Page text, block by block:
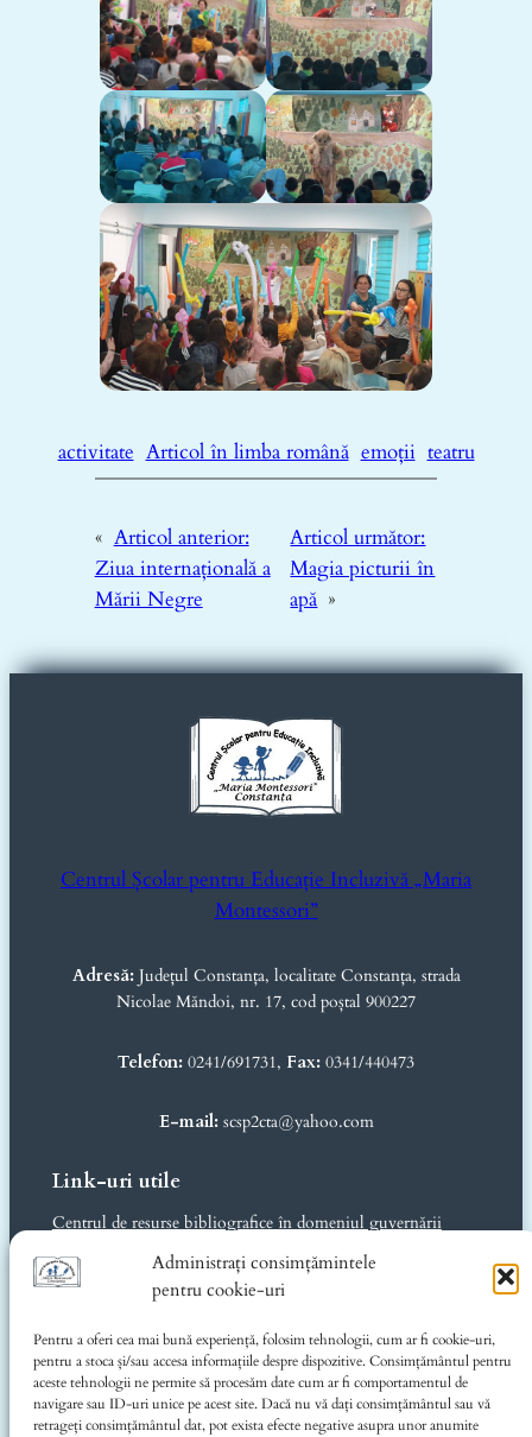
Administrați consimțămintele
pentru cookie-uri
Pentru a oferi cea mai bună experiență, folosim tehnologii, cum ar fi cookie-uri,
pentru a stoca și/sau accesa informațiile despre dispozitive. Consimțământul pentru
aceste tehnologii ne permite să procesăm date cum ar fi comportamentul de
navigare sau ID-uri unice pe acest site. Dacă nu vă dați consimțământul sau vă
retrageți consimțământul dat, pot exista efecte negative asupra unor anumite
activitate Articol în limba română emoții teatru
« Articol anterior:
Ziua internațională a
Mării Negre
Articol următor:
Magia picturii în
apă »
Centrul Școlar pentru Educație Incluzivă „Maria
Montessori”
Adresă:Județul Constanța, localitate Constanța, strada
Nicolae Măndoi, nr. 17, cod poștal 900227
Telefon: 0241/691731, Fax: 0341/440473
E-mail:scsp2cta@yahoo.com
Link-uri utile
Centrul de resurse bibliografice în domeniul guvernării
Ministerul Educației și Cercetării
Inspectoratul Școlar Județean Constanța
CJRAE Constanța
Music for Autism România
Informații legale